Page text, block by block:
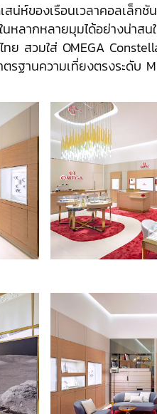
น่ห์ของเรือนเวลาคอลเล็กชั
หลากหลายมุมได้อย่างน่าส
ทย สวมใส่ OMEGA
รฐานความเที่ยงตรงระดับ